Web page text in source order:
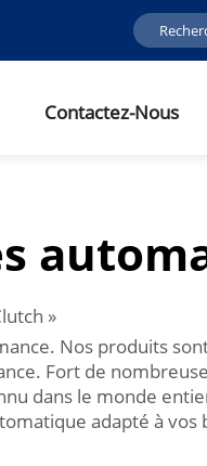
Contactez-Nous
»
Nos produits
Fort de
dans le monde
adapté à vos